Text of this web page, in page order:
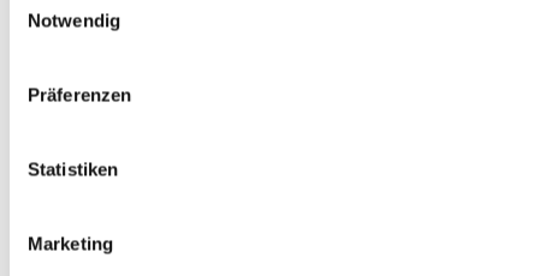
Notwendig
Präferenzen
Statistiken
Marketing